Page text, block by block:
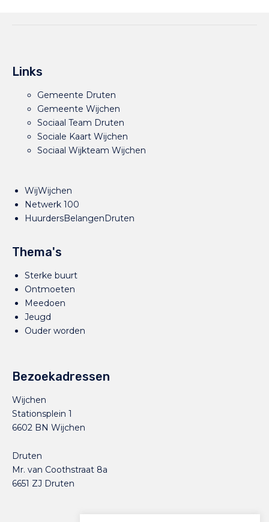
Links
Gemeente Druten
Gemeente Wijchen
Sociaal Team Druten
Sociale Kaart Wijchen
Sociaal Wijkteam Wijchen
WijWijchen
Netwerk 100
HuurdersBelangenDruten
Thema's
Sterke buurt
Ontmoeten
Meedoen
Jeugd
Ouder worden
Bezoekadressen
Wijchen
Stationsplein 1
6602 BN Wijchen
Druten
Mr. van Coothstraat 8a
6651 ZJ Druten